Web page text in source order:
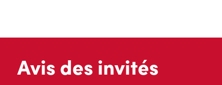
Avis des invités